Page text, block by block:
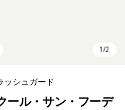
ッシュガード
ール・サン・フーデ